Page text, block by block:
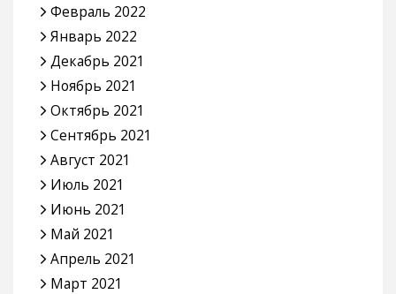
Февраль 2022
Январь 2022
Декабрь 2021
Ноябрь 2021
Октябрь 2021
Сентябрь 2021
Август 2021
Июль 2021
Июнь 2021
Май 2021
Апрель 2021
Март 2021